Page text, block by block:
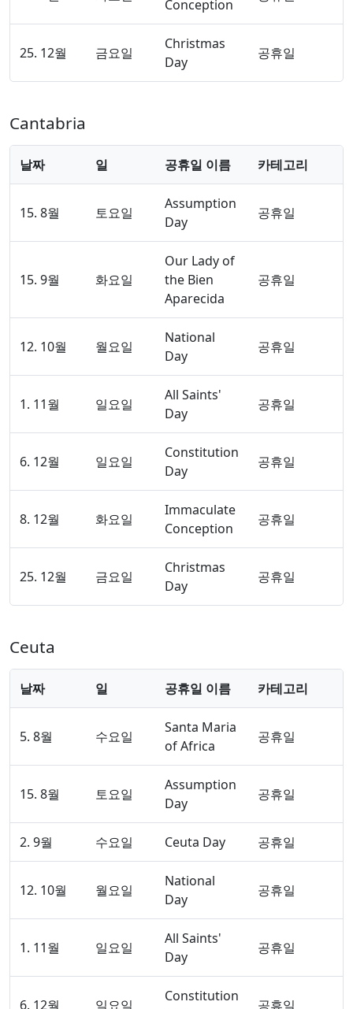
Conception
25. 12월 금요일
Christmas
Day
공휴일
Cantabria
날짜 일 공휴일 이름 카테고리
15. 8월 토요일
Assumption
Day
공휴일
15. 9월 화요일
Our Lady of
the Bien
Aparecida
공휴일
12. 10월 월요일
National
Day
공휴일
1. 11월 일요일
All Saints'
Day
공휴일
6. 12월 일요일
Constitution
Day
공휴일
8. 12월 화요일
Immaculate
Conception
공휴일
25. 12월 금요일
Christmas
Day
공휴일
Ceuta
날짜 일 공휴일 이름 카테고리
5. 8월 수요일
Santa Maria
of Africa
공휴일
15. 8월 토요일
Assumption
Day
공휴일
2. 9월 수요일 Ceuta Day 공휴일
12. 10월 월요일
National
Day
공휴일
1. 11월 일요일
All Saints'
Day
공휴일
6. 12월 일요일
Constitution
공휴일